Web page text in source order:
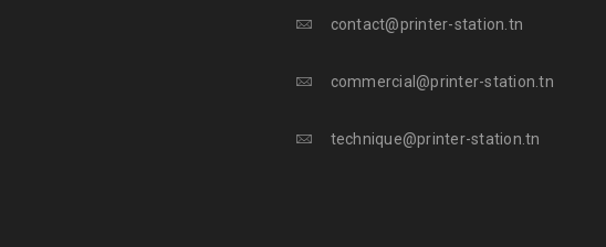
contact@printer-station.tn
commercial@printer-station.tn
technique@printer-station.tn